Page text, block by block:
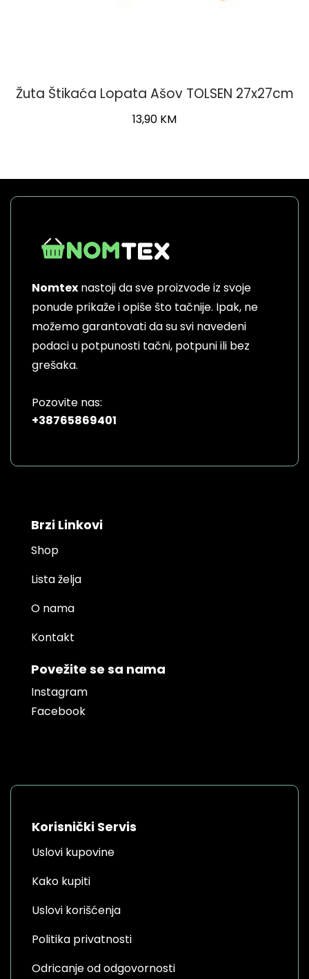
Žuta Štikaća Lopata Ašov TOLSEN 27x27cm
13,90 KM
Nomtex nastoji da sve proizvode iz svoje
ponude prikaže i opiše što tačnije. Ipak, ne
možemo garantovati da su svi navedeni
podaci u potpunosti tačni, potpuni ili bez
grešaka.
Pozovite nas:
+38765869401
Brzi Linkovi
Shop
Lista želja
O nama
Kontakt
Povežite se sa nama
Instagram
Facebook
Korisnički Servis
Uslovi kupovine
Kako kupiti
Uslovi korišćenja
Politika privatnosti
Odricanje od odgovornosti